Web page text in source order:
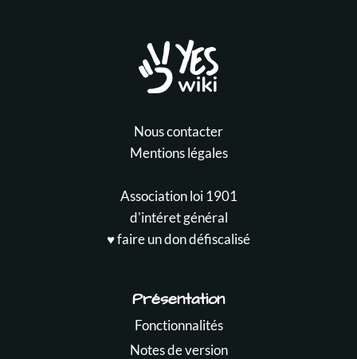
Nous contacter
Mentions légales
Association loi 1901
d'intéret général
♥️ faire un don défiscalisé
Présentation
Fonctionnalités
Notes de version